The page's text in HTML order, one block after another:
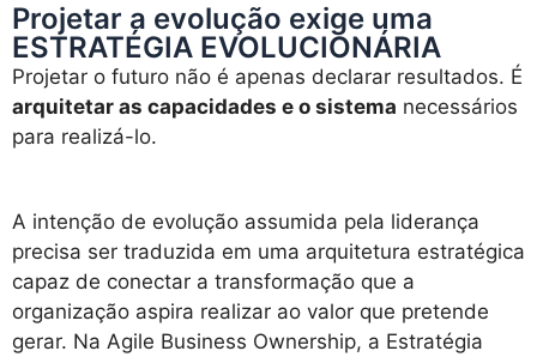
Projetar a evolução exige uma
ESTRATÉGIA EVOLUCIONÁRIA
Projetar o futuro não é apenas declarar resultados. É
arquitetar as capacidades e o sistema necessários
para realizá-lo.
A intenção de evolução assumida pela liderança
precisa ser traduzida em uma arquitetura estratégica
capaz de conectar a transformação que a
organização aspira realizar ao valor que pretende
gerar. Na Agile Business Ownership, a Estratégia